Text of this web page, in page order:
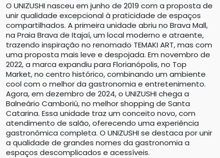
O UNIZUSHI nasceu em junho de 2019 com a proposta de
unir qualidade excepcional à praticidade de espaços
compartilhados. A primeira unidade abriu no Brava Mall,
na Praia Brava de Itajaí, um local moderno e atraente,
trazendo inspiração no renomado TEMAKI ART, mas com
uma proposta mais leve e despojada. Em novembro de
2022, a marca expandiu para Florianópolis, no Top
Market, no centro histórico, combinando um ambiente
cool com o melhor da gastronomia e entretenimento.
Agora, em dezembro de 2024, o UNIZUSHI chega a
Balneário Camboriú, no melhor shopping de Santa
Catarina. Essa unidade traz um conceito novo, com
atendimento de salão, oferecendo uma experiência
gastronômica completa. O UNIZUSHI se destaca por unir
a qualidade de grandes nomes da gastronomia a
espaços descomplicados e acessíveis.